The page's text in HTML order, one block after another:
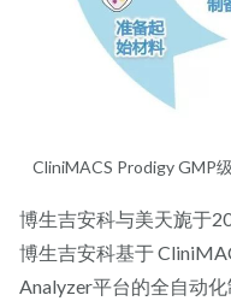
CliniMACS Prodigy GMP
博生吉安科与美天旎于
博生吉安科基于
Analyzer平台的全自动